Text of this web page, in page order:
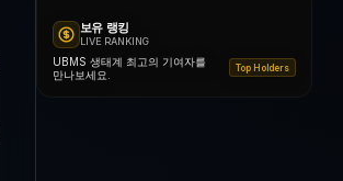
보유 랭킹
LIVE RANKING
UBMS 생태계 최고의 기여자를
만나보세요.
Top Holders